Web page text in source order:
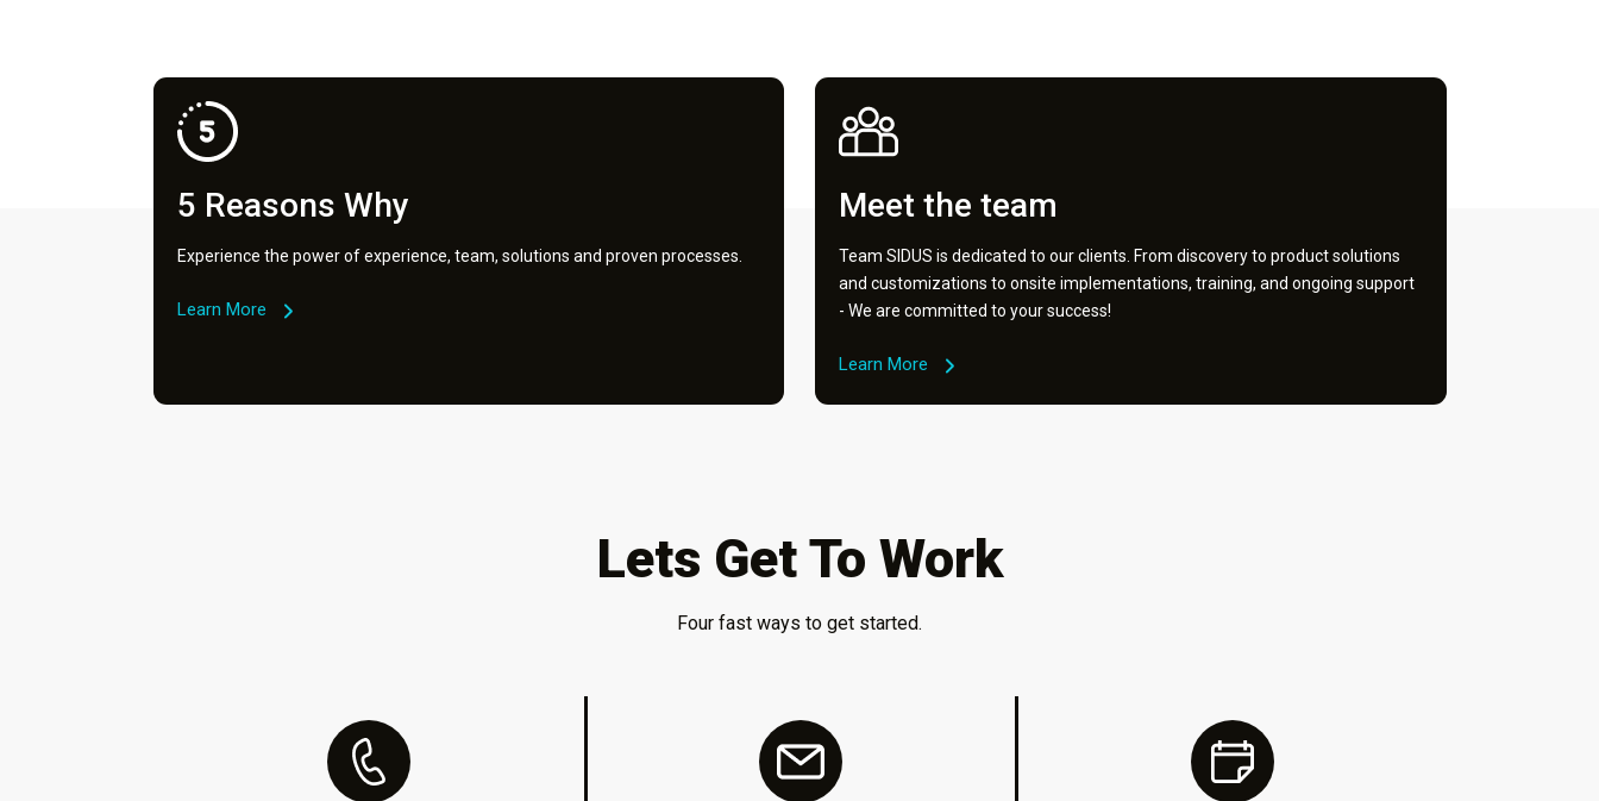
5 Reasons Why
Experience the power of experience, team, solutions and proven processes.
Learn More
Meet the team
Team SIDUS is dedicated to our clients. From discovery to product solutions
and customizations to onsite implementations, training, and ongoing support
- We are committed to your success!
Learn More
Lets Get To Work
Four fast ways to get started.